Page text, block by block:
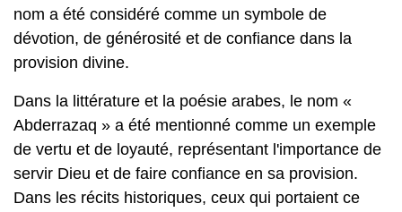
nom a été considéré comme un symbole de
dévotion, de générosité et de confiance dans la
provision divine.
Dans la littérature et la poésie arabes, le nom «
Abderrazaq » a été mentionné comme un exemple
de vertu et de loyauté, représentant l'importance de
servir Dieu et de faire confiance en sa provision.
Dans les récits historiques, ceux qui portaient ce